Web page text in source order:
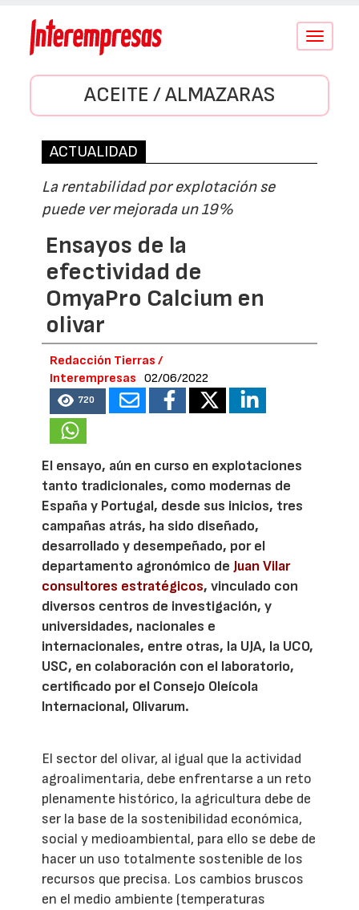
Conmutar
ACEITE / ALMAZARAS
ACTUALIDAD
La rentabilidad por explotación se
puede ver mejorada un 19%
Ensayos de la
efectividad de
OmyaPro Calcium en
olivar
Redacción Tierras /
Interempresas
02/06/2022
720
El ensayo, aún en curso en explotaciones
tanto tradicionales, como modernas de
España y Portugal, desde sus inicios, tres
campañas atrás, ha sido diseñado,
desarrollado y desempeñado, por el
departamento agronómico deJuan Vilar
consultores estratégicos, vinculado con
diversos centros de investigación, y
universidades, nacionales e
internacionales, entre otras, la UJA, la UCO,
USC, en colaboración con el laboratorio,
certificado por el Consejo Oleícola
Internacional, Olivarum.
El sector del olivar, al igual que la actividad
agroalimentaria, debe enfrentarse a un reto
plenamente histórico, la agricultura debe de
ser la base de la sostenibilidad económica,
social y medioambiental, para ello se debe de
hacer un uso totalmente sostenible de los
recursos que precisa. Los cambios bruscos
en el medio ambiente (temperaturas